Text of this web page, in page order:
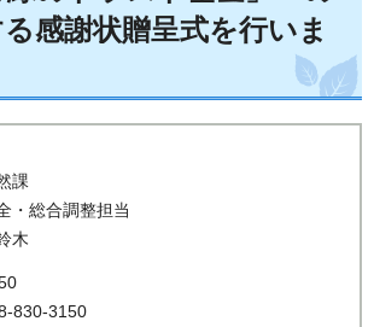
感謝状贈呈式を行いま
課
・総合調整担当
木
830-3150